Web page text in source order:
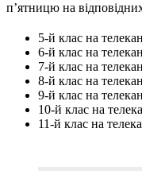
п’ятницю на
5-й клас на
6-й клас на
7-й клас на
8-й клас на
9-й клас на
10-й клас на
11-й клас на